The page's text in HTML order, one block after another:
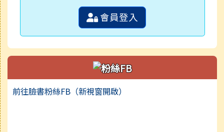
會員登入
前往臉書粉絲FB（新視窗開啟）